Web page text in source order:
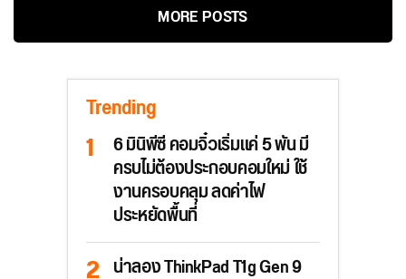
MORE POSTS
Trending
6 มินิพีซี คอมจิ๋วเริ่มแค่ 5 พัน มี
ครบไม่ต้องประกอบคอมใหม่ ใช้
งานครอบคลุม ลดค่าไฟ
ประหยัดพื้นที่
น่าลอง ThinkPad T1g Gen 9